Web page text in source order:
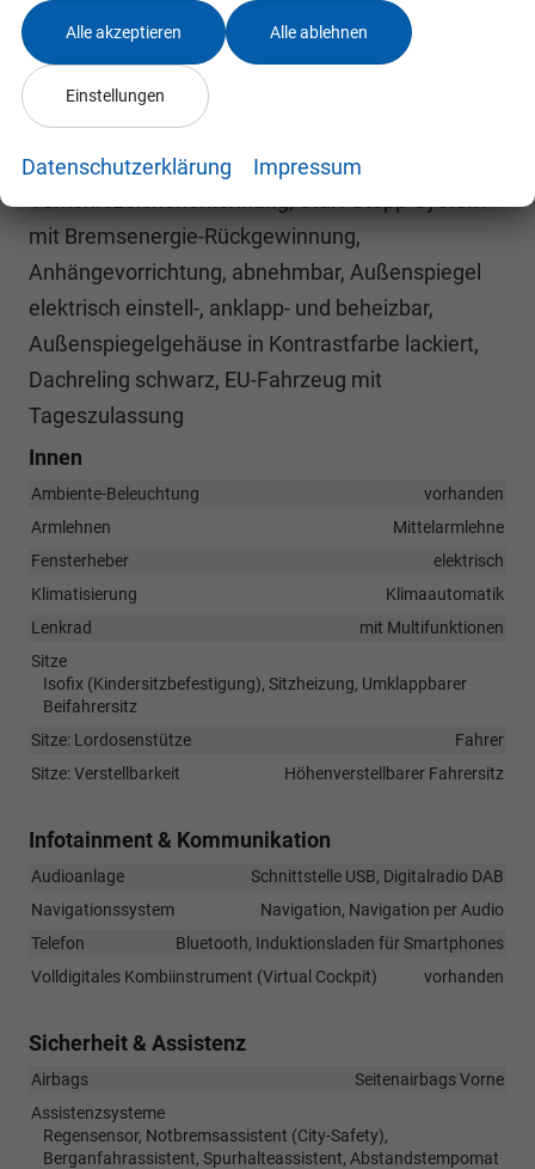
Müdigkeitserkennung, Notbremsassistent Front
Assist, Regensensor, Reifenkontrollanzeige,
Rückfahrkamera Rear Assist, Schlüsselloses
Schließ- und Startsystem Keyless Access,
Spurwechselassistent Side Assist,
mit Bremsenergie-Rückgewinnung,
Anhängevorrichtung, abnehmbar, Außenspiegel
elektrisch einstell-, anklapp- und beheizbar,
Außenspiegelgehäuse in Kontrastfarbe lackiert,
Dachreling schwarz, EU-Fahrzeug mit
Tageszulassung
Innen
Ambiente-Beleuchtung
vorhanden
Armlehnen
Mittelarmlehne
Fensterheber
elektrisch
Klimatisierung
Klimaautomatik
Lenkrad
mit Multifunktionen
Sitze
Isofix (Kindersitzbefestigung), Sitzheizung, Umklappbarer
Beifahrersitz
Sitze: Lordosenstütze
Fahrer
Sitze: Verstellbarkeit
Höhenverstellbarer Fahrersitz
Infotainment & Kommunikation
Audioanlage
Schnittstelle USB, Digitalradio DAB
Navigationssystem
Navigation, Navigation per Audio
Telefon
Bluetooth, Induktionsladen für Smartphones
Volldigitales Kombiinstrument (Virtual Cockpit)
vorhanden
Sicherheit & Assistenz
Airbags
Seitenairbags Vorne
Assistenzsysteme
Regensensor, Notbremsassistent (City-Safety),
Berganfahrassistent, Spurhalteassistent, Abstandstempomat
Alle akzeptieren Alle ablehnen
Einstellungen
Datenschutzerklärung Impressum